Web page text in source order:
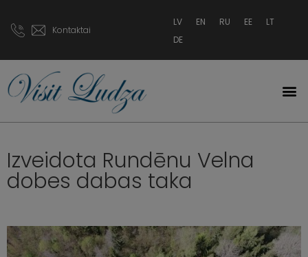
Kontaktai
LV EN RU EE
LT
DE
Izveidota Rundēnu Velna
dobes dabas taka